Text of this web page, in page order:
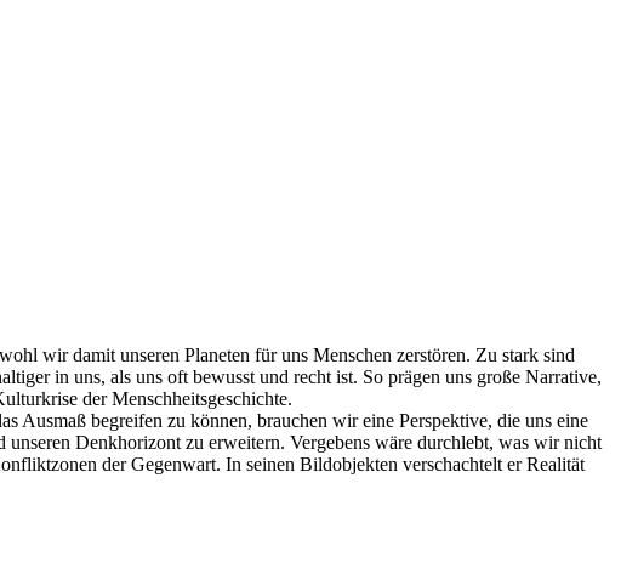
wir damit unseren Planeten für uns Menschen zerstören. Zu stark sind
in uns, als uns oft bewusst und recht ist. So prägen uns große Narrative,
der Menschheitsgeschichte.
Ausmaß begreifen zu können, brauchen wir eine Perspektive, die uns eine
Denkhorizont zu erweitern. Vergebens wäre durchlebt, was wir nicht
der Gegenwart. In seinen Bildobjekten verschachtelt er Realität